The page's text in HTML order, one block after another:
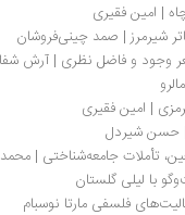
فقیری
| صمد چینی‌فروشان
و فاضل نظری | آرش شفاعی
فقیری
شیردل
جامعه‌شناختی | محمد فاضلی
گلستان